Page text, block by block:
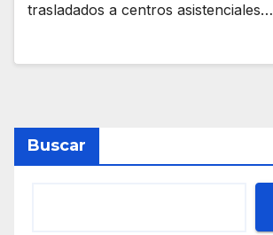
trasladados a centros asistenciales…
Buscar